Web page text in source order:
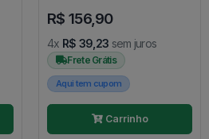
#1383
R$ 156,90
4x R$ 39,23 sem juros
Frete Grátis
Aqui tem cupom
Carrinho